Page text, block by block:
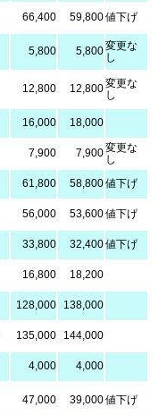
66,400 59,800値下げ
5,800 5,800変更な
し
12,800 12,800変更な
し
16,000 18,000
7,900 7,900変更な
し
61,800 58,800値下げ
56,000 53,600値下げ
33,800 32,400値下げ
16,800
18,200
128,000
138,000
135,000
144,000
4,000 4,000
47,000 39,000値下げ